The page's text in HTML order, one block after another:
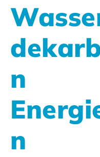
n
n